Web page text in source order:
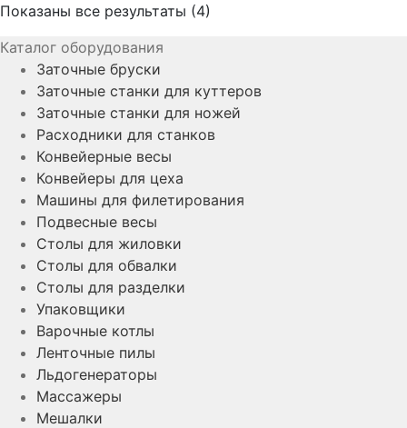
Показаны все результаты (4)
Каталог оборудования
Заточные бруски
Заточные станки для куттеров
Заточные станки для ножей
Расходники для станков
Конвейерные весы
Конвейеры для цеха
Машины для филетирования
Подвесные весы
Столы для жиловки
Столы для обвалки
Столы для разделки
Упаковщики
Варочные котлы
Ленточные пилы
Льдогенераторы
Массажеры
Мешалки